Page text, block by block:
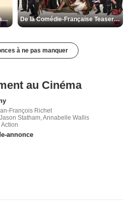
Les Matins merveilleux Bande-annonce VF De la Comédie-Française Teaser VF
à ne pas manquer
au Cinéma
François Richet
Statham, Annabelle Wallis
Action
annonce